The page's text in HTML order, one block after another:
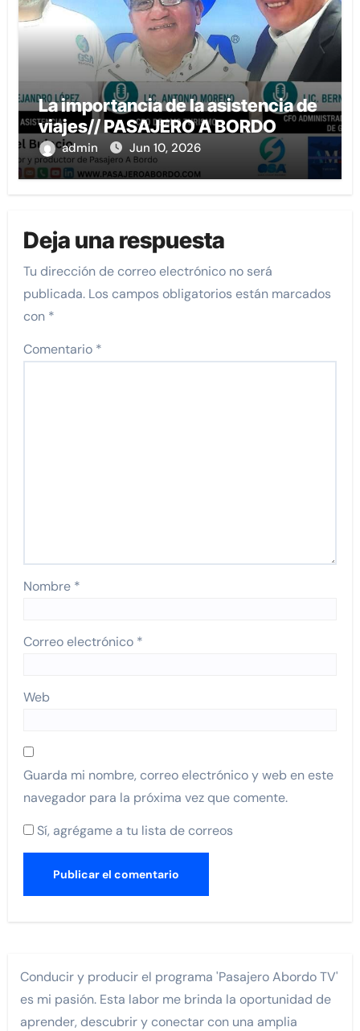
La importancia de la asistencia de
viajes// PASAJERO A BORDO
admin Jun 10, 2026
Deja una respuesta
Tu dirección de correo electrónico no será
publicada. Los campos obligatorios están marcados
con *
Comentario *
Nombre *
Correo electrónico *
Web
Guarda mi nombre, correo electrónico y web en este
navegador para la próxima vez que comente.
Sí, agrégame a tu lista de correos
Conducir y producir el programa 'Pasajero Abordo TV'
es mi pasión. Esta labor me brinda la oportunidad de
aprender, descubrir y conectar con una amplia